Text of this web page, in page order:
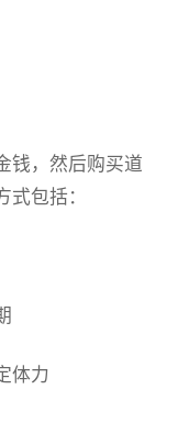
钱，然后购买道
包括：
体力